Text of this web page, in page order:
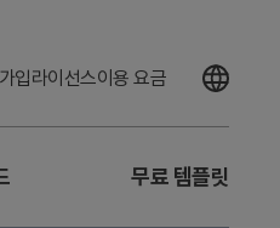
입라이선스이용 요금
무료 템플릿